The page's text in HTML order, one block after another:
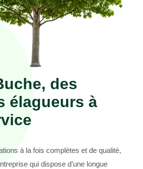
des
élagueurs à
à la fois complètes et de qualité,
qui dispose d’une longue